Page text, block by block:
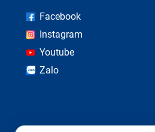
Facebook
Instagram
Youtube
Zalo